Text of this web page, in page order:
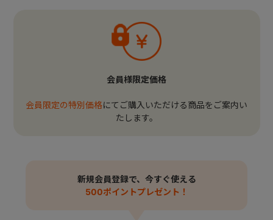
会員様限定価格
会員限定の特別価格にてご購入いただける商品をご案内い
たします。
新規会員登録で、今すぐ使える
500ポイントプレゼント！